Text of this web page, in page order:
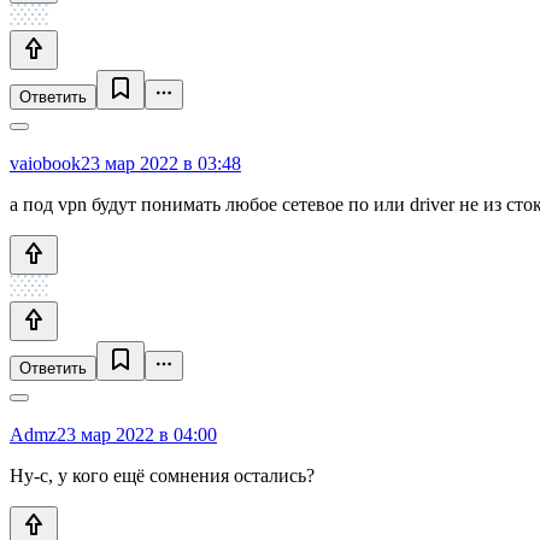
Ответить
vaiobook23 мар 2022 в 03:48
a под vpn будут понимать любое сетевое по или driver не из
Ответить
Admz23 мар 2022 в 04:00
Ну-с, у кого ещё сомнения остались?